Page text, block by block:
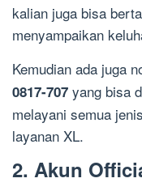
kalian juga bisa
menyampaikan
Kemudian ada juga
0817-707 yang bisa
melayani semua
layanan XL.
2. Akun